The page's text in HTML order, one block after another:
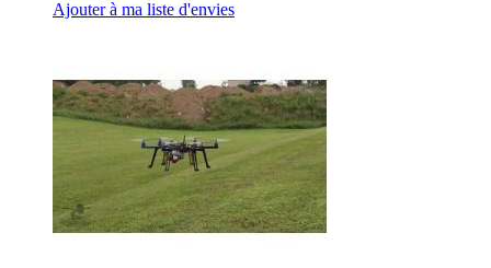
Ajouter à ma liste d'envies